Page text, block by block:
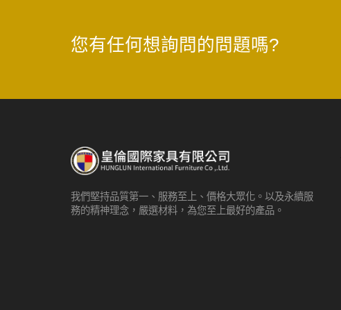
您有任何想詢問的問題嗎?
我們堅持品質第一、服務至上、價格大眾化。以及永續服
務的精神理念，嚴選材料，為您至上最好的產品。